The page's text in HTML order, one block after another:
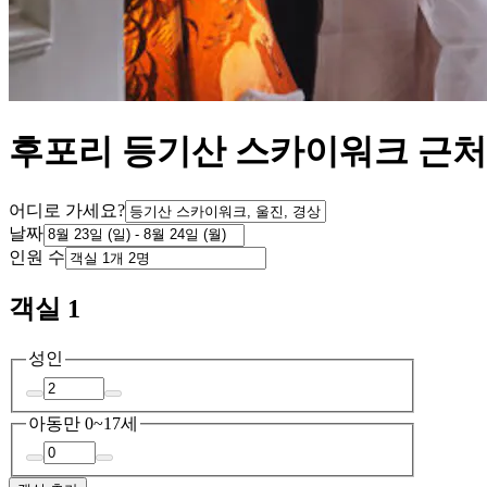
후포리 등기산 스카이워크 근
어디로 가세요?
날짜
인원 수
객실 1
성인
아동만 0~17세